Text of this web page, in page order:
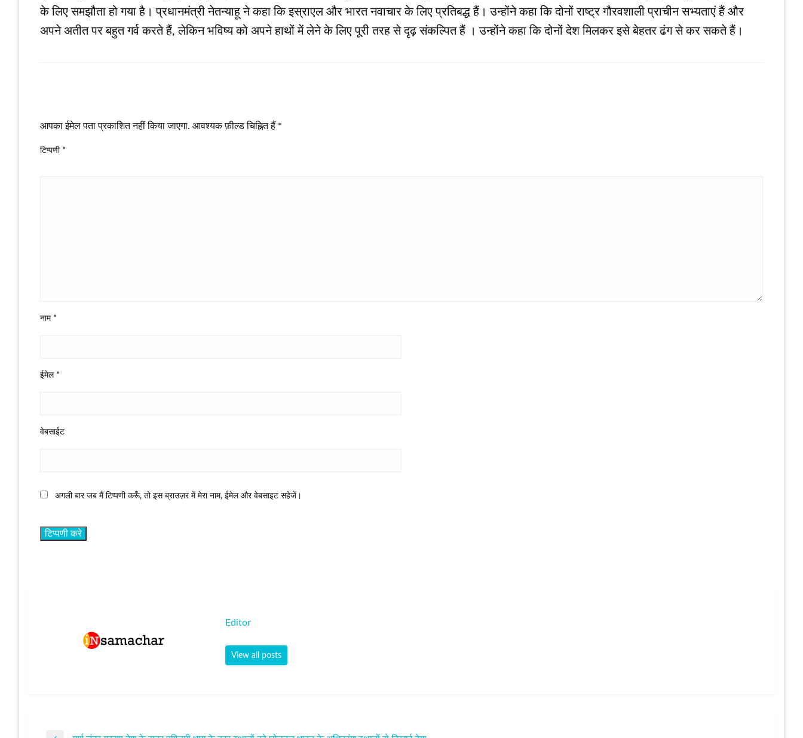
के लिए समझौता हो गया है। प्रधानमंत्री नेतन्याहू ने कहा कि इस्राएल और भारत नवाचार के लिए प्रतिबद्ध हैं। उन्होंने कहा कि दोनों राष्ट्र गौरवशाली प्राचीन सभ्यताएं हैं और
अपने अतीत पर बहुत गर्व करते हैं, लेकिन भविष्य को अपने हाथों में लेने के लिए पूरी तरह से दृढ़ संकल्पित हैं । उन्‍होंने कहा कि दोनों देश मिलकर इसे बेहतर ढंग से कर सकते हैं।
आपका ईमेल पता प्रकाशित नहीं किया जाएगा. आवश्यक फ़ील्ड चिह्नित हैं *
टिप्पणी *
नाम *
ईमेल *
वेबसाईट
अगली बार जब मैं टिप्पणी करूँ, तो इस ब्राउज़र में मेरा नाम, ईमेल और वेबसाइट सहेजें।
Editor
View all posts